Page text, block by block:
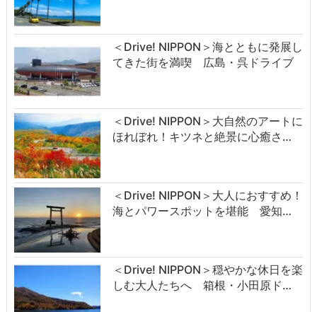
＜Drive! NIPPON＞海とともに発展し
てきた街を満喫 広島・呉ドライブ
＜Drive! NIPPON＞大自然のアートに
ほれぼれ！キツネと絶景に心癒さ…
＜Drive! NIPPON＞大人におすすめ！
海とパワースポットを堪能 愛知…
＜Drive! NIPPON＞穏やかな休日を楽
しむ大人たちへ 箱根・小田原ド…